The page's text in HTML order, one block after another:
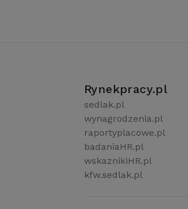
Rynekpracy.pl
sedlak.pl
wynagrodzenia.pl
raportyplacowe.pl
badaniaHR.pl
wskaznikiHR.pl
kfw.sedlak.pl